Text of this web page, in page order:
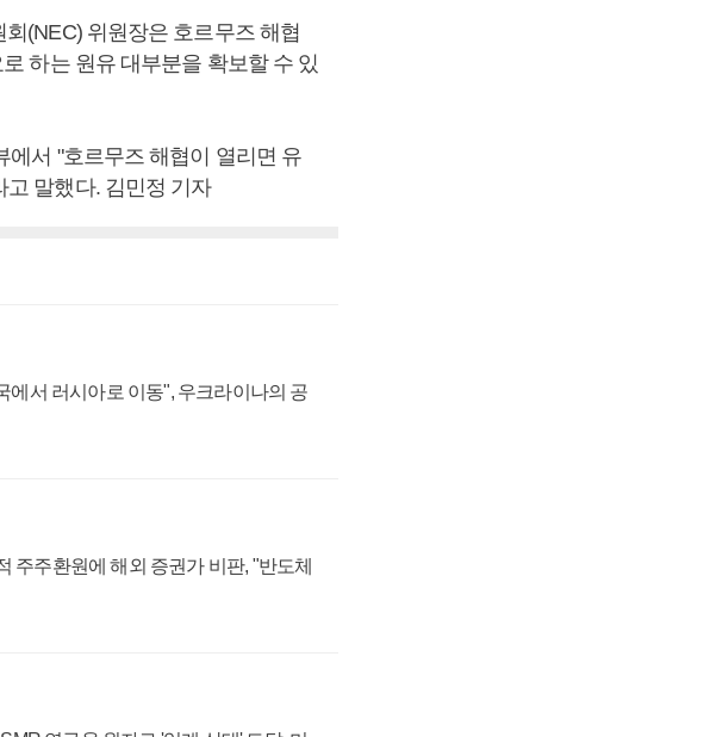
(NEC) 위원장은 호르무즈 해협
하는 원유 대부분을 확보할 수 있
에서 "호르무즈 해협이 열리면 유
말했다. 김민정 기자
에서 러시아로 이동", 우크라이나의 공
주주환원에 해외 증권가 비판, "반도체